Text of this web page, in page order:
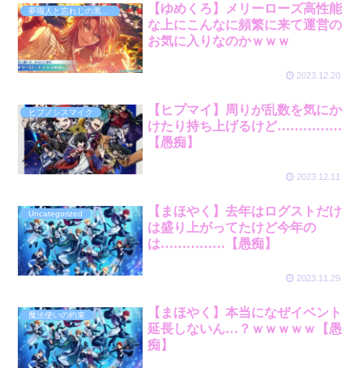
【ゆめくろ】メリーローズ高性能
な上にこんなに頻繁に来て運営の
お気に入りなのかｗｗｗ
2023.12.20
ヒプノシスマイク
【ヒプマイ】周りが乱数を気にか
けたり持ち上げるけど……………
【愚痴】
2023.12.11
Uncategorized
【まほやく】去年はログストだけ
は盛り上がってたけど今年の
は……………【愚痴】
2023.11.29
魔法使いの約束
【まほやく】本当になぜイベント
延長しないん…？ｗｗｗｗｗ【愚
痴】